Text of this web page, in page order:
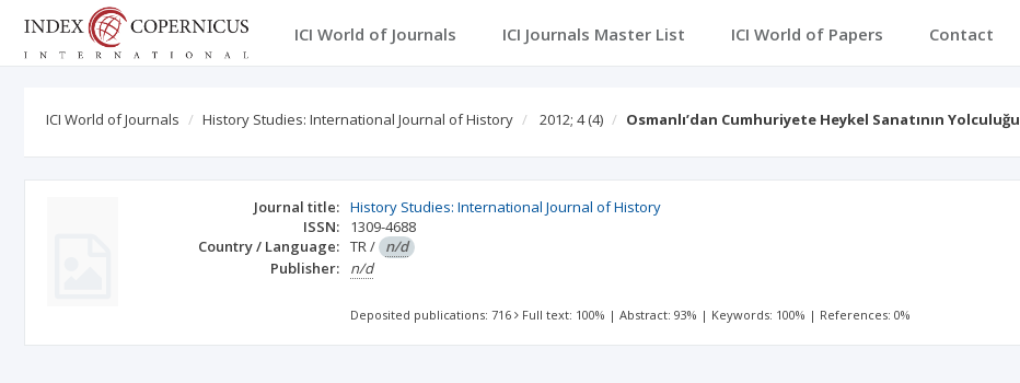
ICI World of Journals ICI Journals Master List ICI World of Papers Contact
ICI World of Journals History Studies: International Journal of History 2012; 4(4) Osmanlı’dan Cumhuriyete Heykel Sanatının Yolculuğu
Journal title: History Studies: International Journal of History
ISSN:
1309-4688
Country / Language: TR/ n/d
Publisher:
n/d
Deposited publications: 716 Full text: 100% |Abstract: 93% | Keywords: 100% | References: 0%